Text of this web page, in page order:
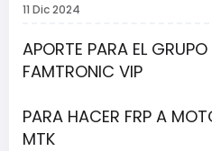
m
a
11 Dic 2024
APORTE PARA EL GRUPO
FAMTRONIC VIP
PARA HACER FRP A
MTK